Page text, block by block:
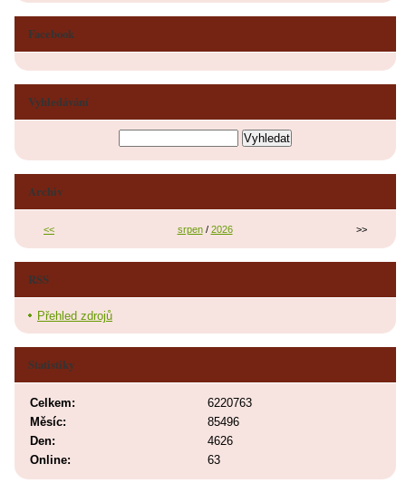
Facebook
Vyhledávání
Archiv
<< srpen/ 2026 >>
RSS
Přehled zdrojů
Statistiky
Online: 63
Celkem:
6220763
Měsíc:
85496
Den:
4626